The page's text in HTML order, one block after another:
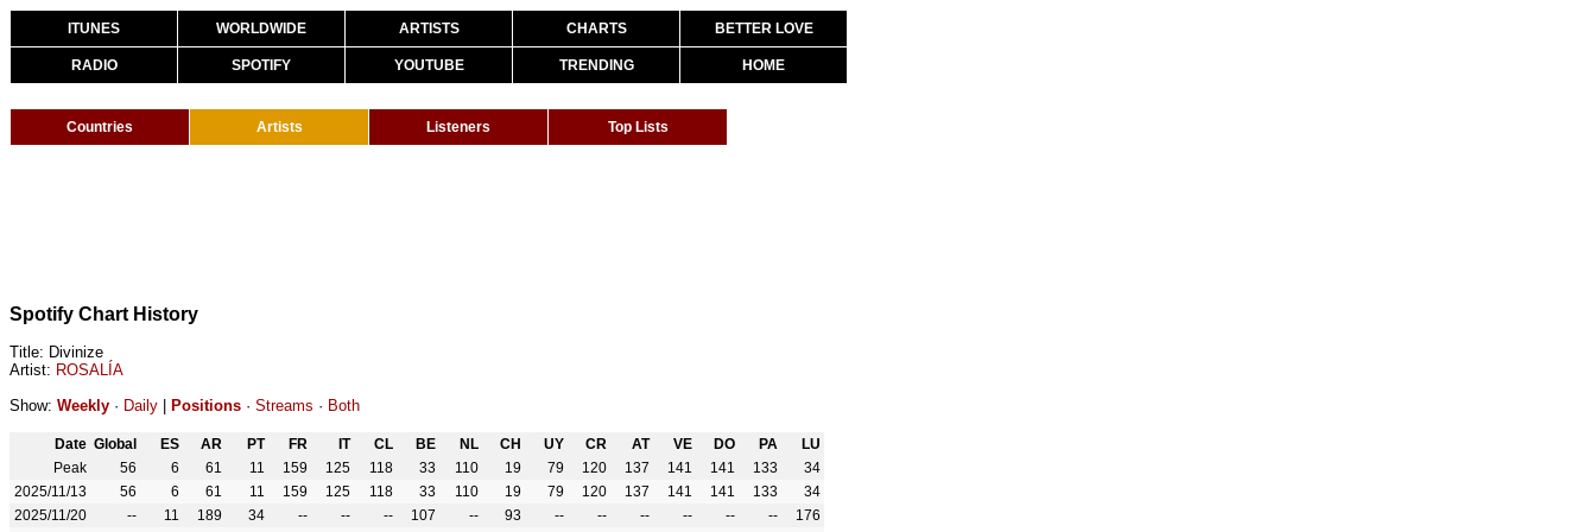
ITUNES WORLDWIDE ARTISTS CHARTS BETTER LOVE
RADIO SPOTIFY YOUTUBE TRENDING HOME
Countries Artists Listeners Top Lists
Spotify Chart History
Title: Divinize
Artist: ROSALÍA
Show: Weekly · Daily Positions · Streams · Both
Date Global ES AR PT FR IT CL BE NL CH UY CR AT VE DO PA
LU
Peak
56 6 61 11 159 125 118 33 110 19 79 120 137 141 141 133
34
2025/11/13
56 6 61 11 159 125 118 33 110 19 79 120 137 141 141 133
34
2025/11/20
-- 11 189 34 -- -- -- 107 -- 93 -- -- -- -- -- --
176